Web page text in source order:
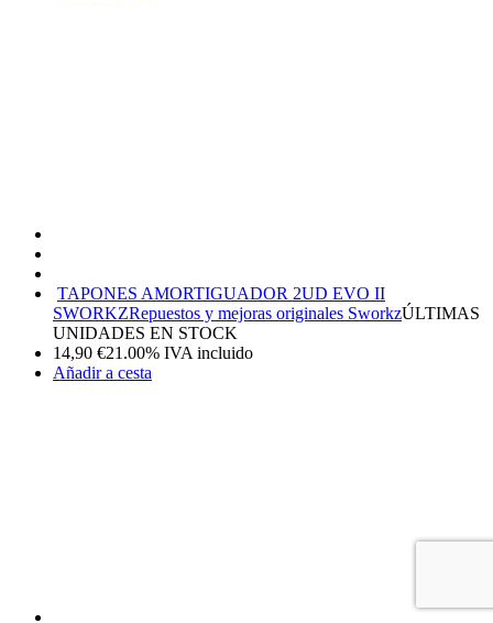
TAPONES AMORTIGUADOR 2UD EVO II
SWORKZRepuestos y mejoras originales SworkzÚLTIMAS
UNIDADES EN STOCK
14,90 €21.00% IVA incluido
Añadir a cesta